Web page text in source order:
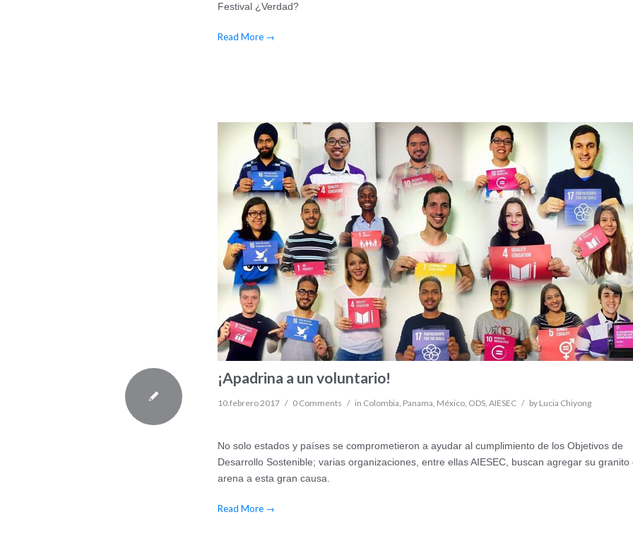
Festival ¿Verdad?
Read More →
¡Apadrina a un voluntario!
10.febrero 2017 / 0 Comments / in Colombia, Panama, México, ODS, AIESEC / by Lucia Chiyong
No solo estados y países se comprometieron a ayudar al cumplimiento de los Objetivos de
Desarrollo Sostenible; varias organizaciones, entre ellas AIESEC, buscan agregar su granito
arena a esta gran causa.
Read More →